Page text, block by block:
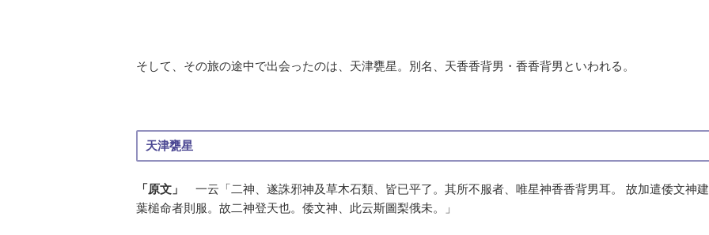
そして、その旅の途中で出会ったのは、天津甕星。別名、天香香背男・香香背男といわれる。
天津甕星
「原文」
一云「二神、遂誅邪神及草木石類、皆已平了。其所不服者、唯星神香香背男耳。 故加遣倭文神建
葉槌命者則服。故二神登天也。倭文神、此云斯圖梨俄未。」